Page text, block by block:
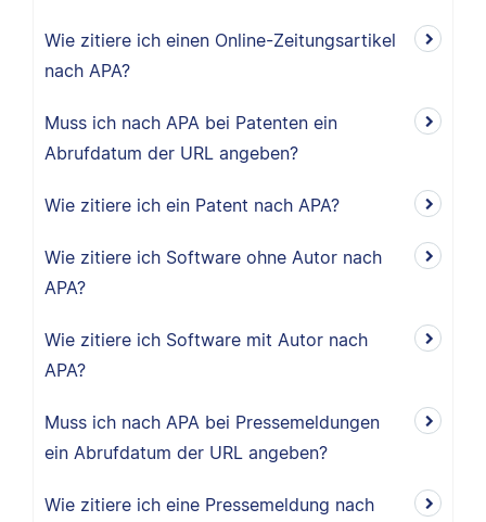
Wie zitiere ich einen Online-Zeitungsartikel
nach APA?
Muss ich nach APA bei Patenten ein
Abrufdatum der URL angeben?
Wie zitiere ich ein Patent nach APA?
Wie zitiere ich Software ohne Autor nach
APA?
Wie zitiere ich Software mit Autor nach
APA?
Muss ich nach APA bei Pressemeldungen
ein Abrufdatum der URL angeben?
Wie zitiere ich eine Pressemeldung nach